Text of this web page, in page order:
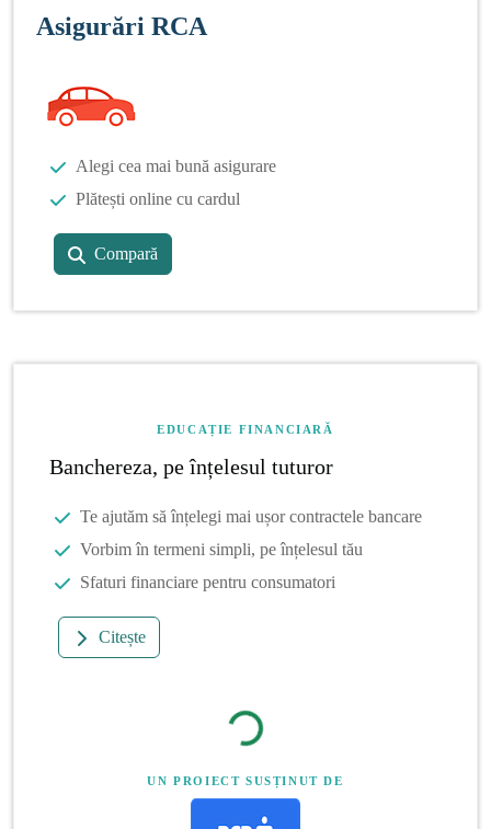
Asigurări RCA
Alegi cea mai bună asigurare
Plătești online cu cardul
Compară
EDUCAȚIE FINANCIARĂ
Banchereza, pe înțelesul tuturor
Te ajutăm să înțelegi mai ușor contractele bancare
Vorbim în termeni simpli, pe înțelesul tău
Sfaturi financiare pentru consumatori
Citește
UN PROIECT SUSȚINUT DE